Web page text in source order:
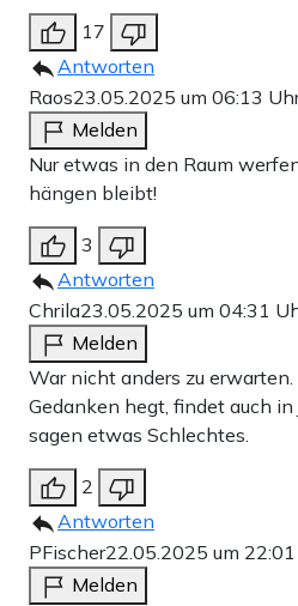
17
Antworten
Raos23.05.2025 um 06:13
Melden
Nur etwas in den Raum
hängen bleibt!
3
Antworten
Chrila23.05.2025 um 04:31
Melden
War nicht anders zu
Gedanken hegt, findet auch
sagen etwas Schlechtes.
2
Antworten
PFischer22.05.2025 um
Melden